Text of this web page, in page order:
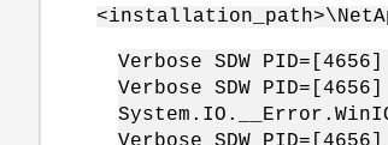
Verbose SDW
Verbose SDW